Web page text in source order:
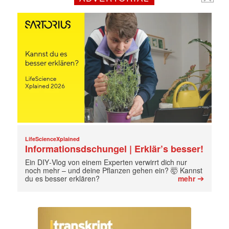
LifeScienceXplained
Informationsdschungel | Erklär’s besser!
Ein DIY‑Vlog von einem Experten verwirrt dich nur
noch mehr – und deine Pflanzen gehen ein? 🤯 Kannst
du es besser erklären?
mehr➔